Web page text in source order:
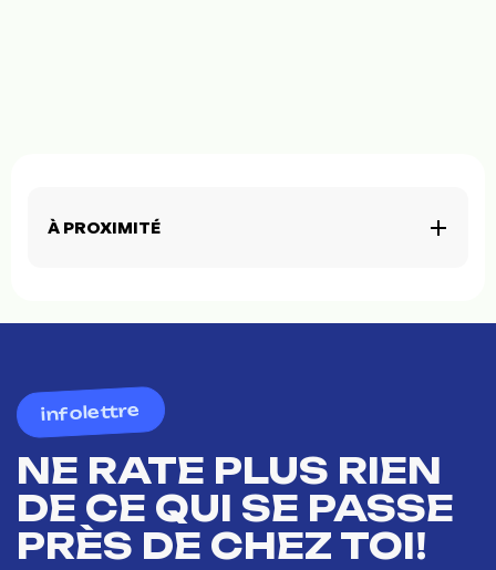
À PROXIMITÉ
infolettre
NE RATE PLUS RIEN
DE CE QUI SE PASSE
PRÈS DE CHEZ TOI!